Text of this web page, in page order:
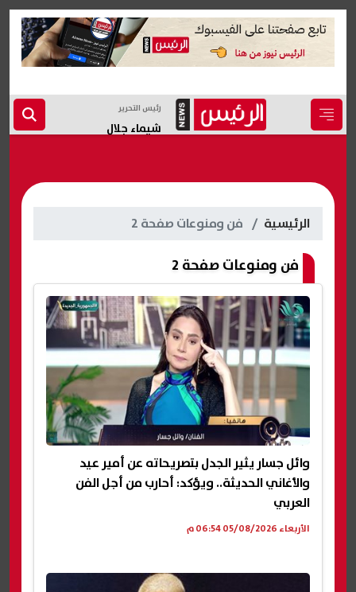
رئيس التحرير
شيماء جلال
الرئيسية فن ومنوعات صفحة 2
فن ومنوعات صفحة 2
وائل جسار يثير الجدل بتصريحاته عن أمير عيد
والأغاني الحديثة.. ويؤكد: أحارب من أجل الفن
العربي
الأربعاء 05/08/2026 06:54 م